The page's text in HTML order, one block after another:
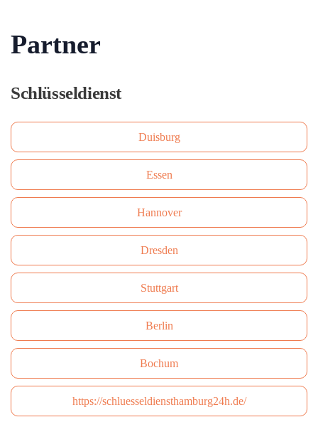
Partner
Schlüsseldienst
Duisburg
Essen
Hannover
Dresden
Stuttgart
Berlin
Bochum
https://schluesseldiensthamburg24h.de/